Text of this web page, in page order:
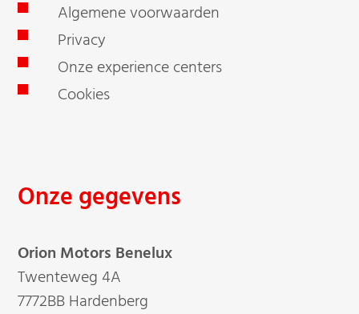
Algemene voorwaarden
Privacy
Onze experience centers
Cookies
Onze gegevens
Orion Motors Benelux
Twenteweg 4A
7772BB Hardenberg